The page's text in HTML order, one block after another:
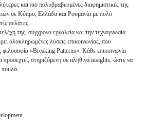
και πιο πολυβραβευμένες διαφημιστικές της
σε Κύπρο, Ελλάδα και Ρουμανία με πολύ
πελάτες.
της, σύγχρονα εργαλεία και την τεχνογνωσία
ολοκληρωμένες λύσεις επικοινωνίας, που
«Breaking Patterns»: Κάθε επικοινωνία
προσεχτεί, στηριζόμενη σε αληθινά insights, ώστε να
πουλά.